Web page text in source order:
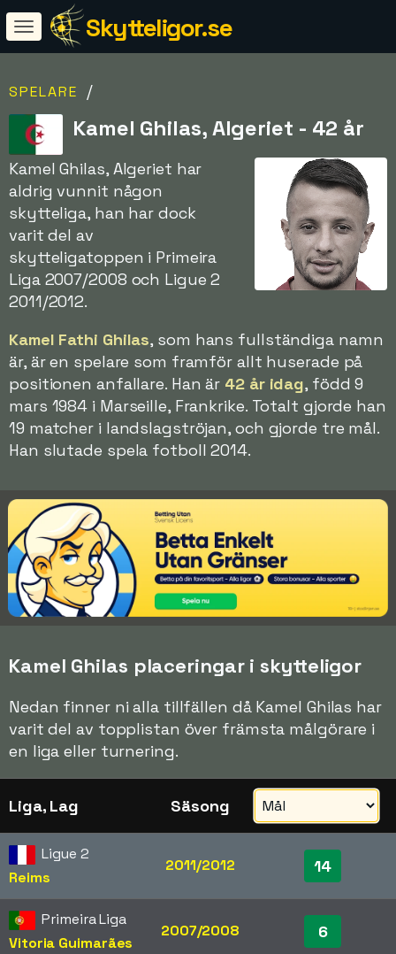
Skytteligor.se
SPELARE /
Kamel Ghilas, Algeriet - 42 år
Kamel Ghilas, Algeriet har
aldrig vunnit någon
skytteliga, han har dock
varit del av
skytteligatoppen i Primeira
Liga 2007/2008 och Ligue 2
2011/2012.
Kamel Fathi Ghilas, som hans fullständiga namn
är, är en spelare som framför allt huserade på
positionen anfallare. Han är 42 år idag, född 9
mars 1984 i Marseille, Frankrike. Totalt gjorde han
19 matcher i landslagströjan, och gjorde tre mål.
Han slutade spela fotboll 2014.
Kamel Ghilas placeringar i skytteligor
Nedan finner ni alla tillfällen då Kamel Ghilas har
varit del av topplistan över främsta målgörare i
en liga eller turnering.
Liga, Lag Säsong
Ligue 2
Reims
2011/2012 14
Primeira Liga
Vitoria Guimarães
2007/2008 6